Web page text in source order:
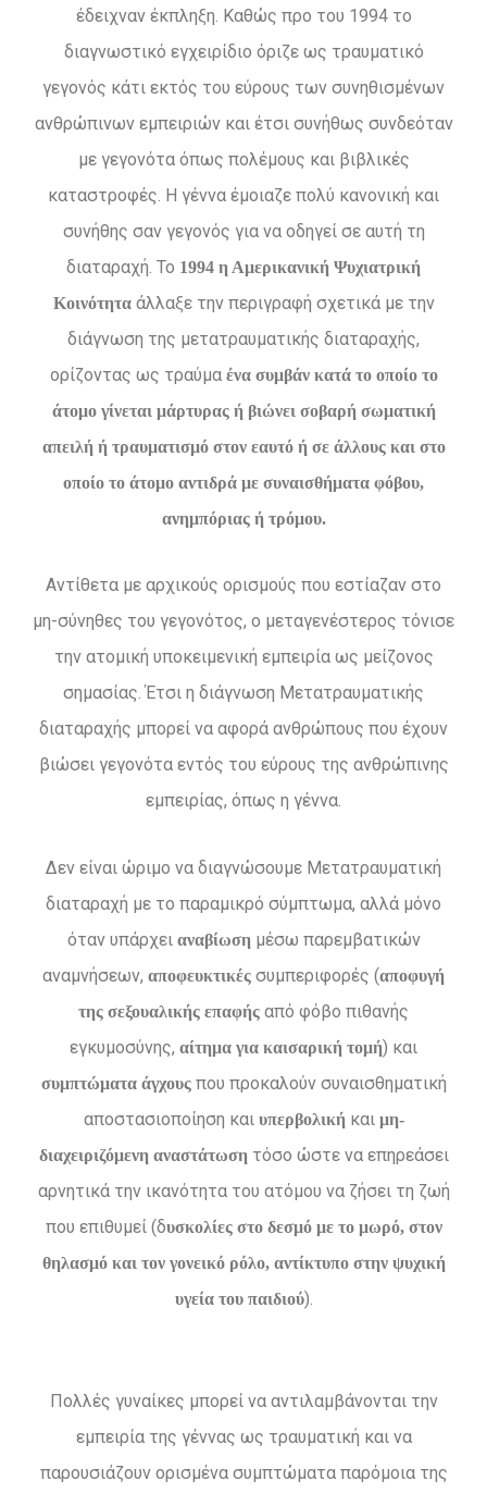
έδειχναν έκπληξη. Καθώς προ του 1994 το
διαγνωστικό εγχειρίδιο όριζε ως τραυματικό
γεγονός κάτι εκτός του εύρους των συνηθισμένων
ανθρώπινων εμπειριών και έτσι συνήθως συνδεόταν
με γεγονότα όπως πολέμους και βιβλικές
καταστροφές. Η γέννα έμοιαζε πολύ κανονική και
συνήθης σαν γεγονός για να οδηγεί σε αυτή τη
διαταραχή. Το 1994 η Αμερικανική Ψυχιατρική
Κοινότηταάλλαξε την περιγραφή σχετικά με την
διάγνωση της μετατραυματικής διαταραχής,
ορίζοντας ως τραύμα ένα συμβάν κατά το οποίο το
άτομο γίνεται μάρτυρας ή βιώνει σοβαρή σωματική
απειλή ή τραυματισμό στον εαυτό ή σε άλλους και στο
οποίο το άτομο αντιδρά με συναισθήματα φόβου,
ανημπόριας ή τρόμου.
Αντίθετα με αρχικούς ορισμούς που εστίαζαν στο
μη-σύνηθες του γεγονότος, ο μεταγενέστερος τόνισε
την ατομική υποκειμενική εμπειρία ως μείζονος
σημασίας. Έτσι η διάγνωση Μετατραυματικής
διαταραχής μπορεί να αφορά ανθρώπους που έχουν
βιώσει γεγονότα εντός του εύρους της ανθρώπινης
εμπειρίας, όπως η γέννα.
Δεν είναι ώριμο να διαγνώσουμε Μετατραυματική
διαταραχή με το παραμικρό σύμπτωμα, αλλά μόνο
όταν υπάρχει αναβίωση μέσω παρεμβατικών
αναμνήσεων, αποφευκτικές συμπεριφορές (αποφυγή
της σεξουαλικής επαφής από φόβο πιθανής
εγκυμοσύνης, αίτημα για καισαρική τομή) και
συμπτώματα άγχουςπου προκαλούν συναισθηματική
αποστασιοποίηση και υπερβολική καιμη-
διαχειριζόμενη αναστάτωση τόσο ώστε να επηρεάσει
αρνητικά την ικανότητα του ατόμου να ζήσει τη ζωή
που επιθυμεί (δυσκολίες στο δεσμό με το μωρό, στον
θηλασμό και τον γονεικό ρόλο, αντίκτυπο στην ψυχική
υγεία του παιδιού).
Πολλές γυναίκες μπορεί να αντιλαμβάνονται την
εμπειρία της γέννας ως τραυματική και να
παρουσιάζουν ορισμένα συμπτώματα παρόμοια της